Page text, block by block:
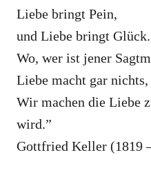
Liebe bringt Pein,
und Liebe bringt Glück.
Wo, wer ist jener
Liebe macht gar
Wir machen die Liebe
wird.”
Gottfried Keller (1819